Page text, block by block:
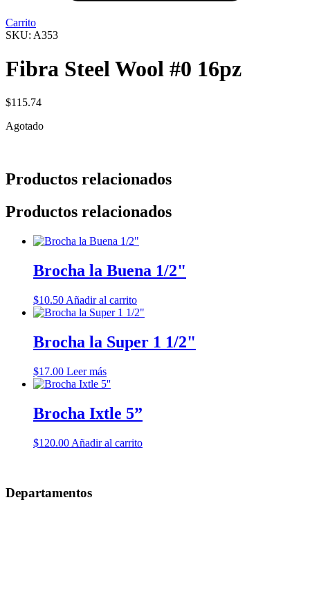
Carrito
SKU: A353
Fibra Steel Wool #0 16pz
$115.74
Agotado
Productos relacionados
Productos relacionados
Brocha la Buena 1/2"
$10.50 Añadir al carrito
Brocha la Super 1 1/2"
$17.00 Leer más
Brocha Ixtle 5”
$120.00 Añadir al carrito
Departamentos